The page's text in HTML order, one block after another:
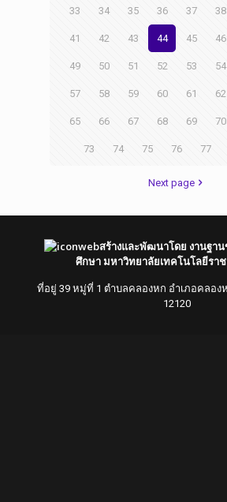
33 34 35 36 37 38
41 42 43 44 45 46
49 50 51 52 53 54
57 58 59 60 61 62
65 66 67 68 69 70
73 74 75 76 77
Next page
สร้างและพัฒนาโดย งานฐ
ศึกษา มหาวิทยาลัยเทคโนโลยีรา
ที่อยู่ 39 หมู่ที่ 1 ตำบลคลองหก อำเภอคลอง
12120